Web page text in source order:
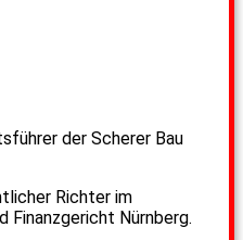
der Scherer Bau
Richter im
Finanzgericht Nürnberg.